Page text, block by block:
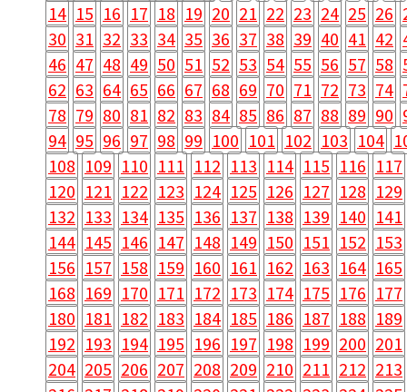
14 15 16 17 18 19 20 21 22 23 24 25 26
30 31 32 33 34 35 36 37 38 39 40 41 42
46 47 48 49 50 51 52 53 54 55 56 57 58
62 63 64 65 66 67 68 69 70 71 72 73 74
78 79 80 81 82 83 84 85 86 87 88 89 90
94 95 96 97 98 99 100 101 102 103 104
108 109 110 111 112 113 114 115 116 117
120 121 122 123 124 125 126 127 128 129
132 133 134 135 136 137 138 139 140 141
144 145 146 147 148 149 150 151 152 153
156 157 158 159 160 161 162 163 164 165
168 169 170 171 172 173 174 175 176 177
180 181 182 183 184 185 186 187 188 189
192 193 194 195 196 197 198 199 200 201
204 205 206 207 208 209 210 211 212 213